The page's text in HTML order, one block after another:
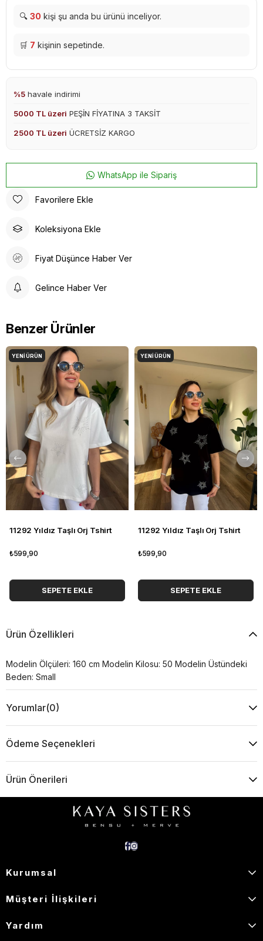
🔍 30 kişi şu anda bu ürünü inceliyor.
🛒 7 kişinin sepetinde.
%5 havale indirimi
5000 TL üzeri PEŞİN FİYATINA 3 TAKSİT
2500 TL üzeri ÜCRETSİZ KARGO
WhatsApp ile Sipariş
Favorilere Ekle
Koleksiyona Ekle
Fiyat Düşünce Haber Ver
Gelince Haber Ver
Benzer Ürünler
11292 Yıldız Taşlı Orj Tshirt
₺599,90
SEPETE EKLE
YENI ÜRÜN
11292 Yıldız Taşlı Orj Tshirt
₺599,90
SEPETE EKLE
YENI ÜRÜN
Ürün Özellikleri
Modelin Ölçüleri: 160 cm Modelin Kilosu: 50 Modelin Üstündeki
Beden: Small
Yorumlar(0)
Ödeme Seçenekleri
Ürün Önerileri
Kurumsal
Müşteri İlişkileri
Yardım